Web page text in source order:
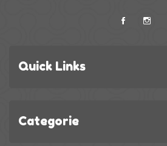
Quick Links
Categorie